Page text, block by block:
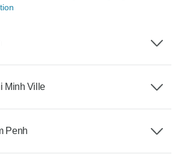
Minh Ville
Penh